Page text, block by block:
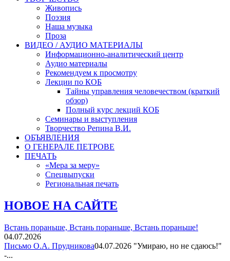
Живопись
Поэзия
Наша музыка
Проза
ВИДЕО / АУДИО МАТЕРИАЛЫ
Информационно-аналитический центр
Аудио материалы
Рекомендуем к просмотру
Лекции по КОБ
Тайны управления человечеством (краткий
обзор)
Полный курс лекций КОБ
Семинары и выступления
Творчество Репина В.И.
ОБЪЯВЛЕНИЯ
О ГЕНЕРАЛЕ ПЕТРОВЕ
ПЕЧАТЬ
«Мера за меру»
Спецвыпуски
Региональная печать
НОВОЕ НА САЙТЕ
Встань пораньше, Встань пораньше, Встань пораньше!
04.07.2026
Письмо О.А. Прудникова04.07.2026 "Умираю, но не сдаюсь!"
-...